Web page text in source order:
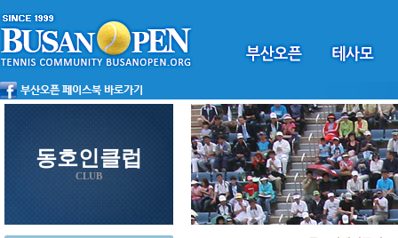
동호인클럽
CLUB